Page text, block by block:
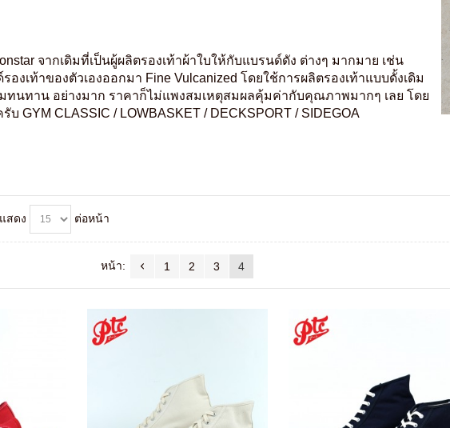
จากเดิมที่เป็นผู้ผลิตรองเท้าผ้าใบให้กับแบรนด์ดัง ต่างๆ มากมาย เช่น
งเท้าของตัวเองออกมา Fine Vulcanized โดยใช้การผลิตรองเท้าแบบดั้งเดิม
ทนทาน อย่างมาก ราคาก็ไม่แพงสมเหตุสมผลคุ้มค่ากับคุณภาพมากๆ เลย โดย
GYM CLASSIC / LOWBASKET / DECKSPORT / SIDEGOA
แสดง ต่อหน้า
หน้า: 1 2 3 4